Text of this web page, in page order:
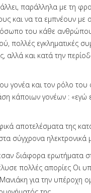
παράλληλα με τη
και να τα εμπνέουν με
του κάθε
πολλές εγκληματικές
αλλά και κατά την
γονέα και τον ρόλο του
κάποιων γονέων : «εγώ
αποτελέσματα της
σύγχρονα ηλεκτρονικά
διάφορα ερωτήματα
πολλές απορίες Οι
για την υπέροχη